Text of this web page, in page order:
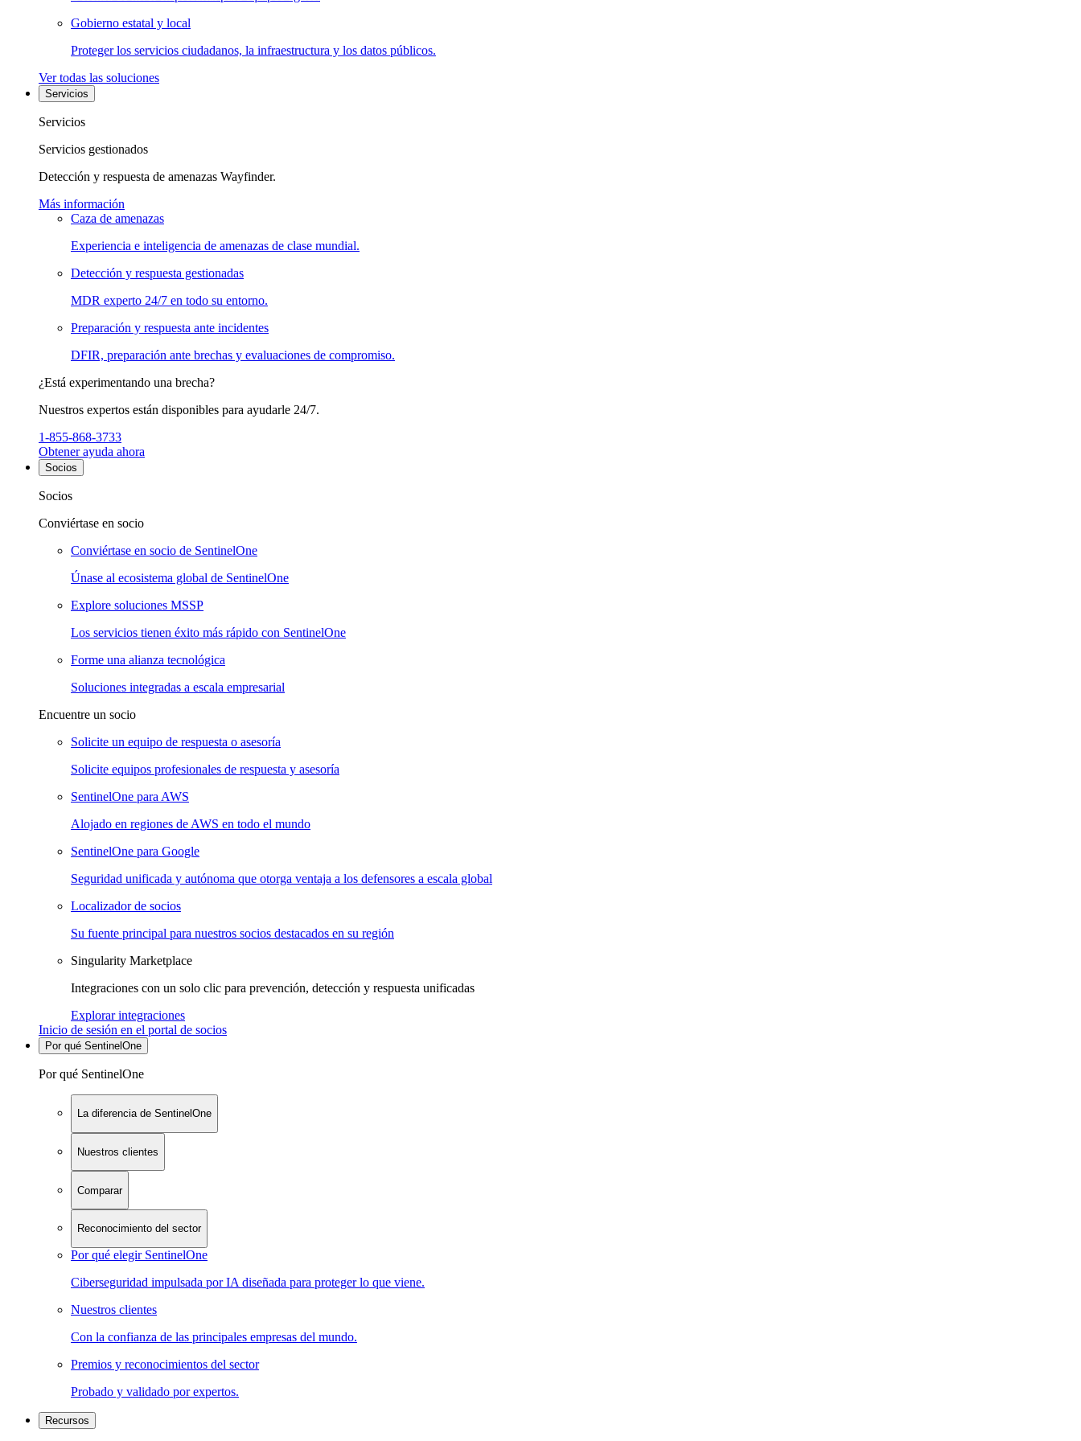
Gobierno estatal y local
Proteger los servicios ciudadanos, la infraestructura y los datos públicos.
Ver todas las soluciones
Servicios
Servicios
Servicios gestionados
Detección y respuesta de amenazas Wayfinder.
Más información
Caza de amenazas
Experiencia e inteligencia de amenazas de clase mundial.
Detección y respuesta gestionadas
MDR experto 24/7 en todo su entorno.
Preparación y respuesta ante incidentes
DFIR, preparación ante brechas y evaluaciones de compromiso.
¿Está experimentando una brecha?
Nuestros expertos están disponibles para ayudarle 24/7.
1-855-868-3733
Obtener ayuda ahora
Socios
Socios
Conviértase en socio
Conviértase en socio de SentinelOne
Únase al ecosistema global de SentinelOne
Explore soluciones MSSP
Los servicios tienen éxito más rápido con SentinelOne
Forme una alianza tecnológica
Soluciones integradas a escala empresarial
Encuentre un socio
Solicite un equipo de respuesta o asesoría
Solicite equipos profesionales de respuesta y asesoría
SentinelOne para AWS
Alojado en regiones de AWS en todo el mundo
SentinelOne para Google
Seguridad unificada y autónoma que otorga ventaja a los defensores a escala global
Localizador de socios
Su fuente principal para nuestros socios destacados en su región
Singularity Marketplace
Integraciones con un solo clic para prevención, detección y respuesta unificadas
Explorar integraciones
Inicio de sesión en el portal de socios
Por qué SentinelOne
Por qué SentinelOne
La diferencia de SentinelOne
Nuestros clientes
Comparar
Reconocimiento del sector
Por qué elegir SentinelOne
Ciberseguridad impulsada por IA diseñada para proteger lo que viene.
Nuestros clientes
Con la confianza de las principales empresas del mundo.
Premios y reconocimientos del sector
Probado y validado por expertos.
Recursos